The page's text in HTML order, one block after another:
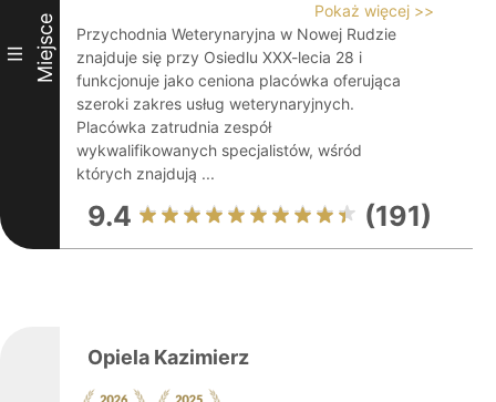
III Miejsce
Pokaż więcej >>
Przychodnia Weterynaryjna w Nowej Rudzie
znajduje się przy Osiedlu XXX-lecia 28 i
funkcjonuje jako ceniona placówka oferująca
szeroki zakres usług weterynaryjnych.
Placówka zatrudnia zespół
wykwalifikowanych specjalistów, wśród
których znajdują ...
9.4 (191)
Opiela Kazimierz